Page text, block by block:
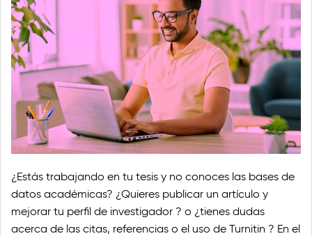
¿Estás trabajando en tu tesis y no conoces las bases de
datos académicas? ¿Quieres publicar un artículo y
mejorar tu perfil de investigador ? o ¿tienes dudas
acerca de las citas, referencias o el uso de Turnitin ? En el